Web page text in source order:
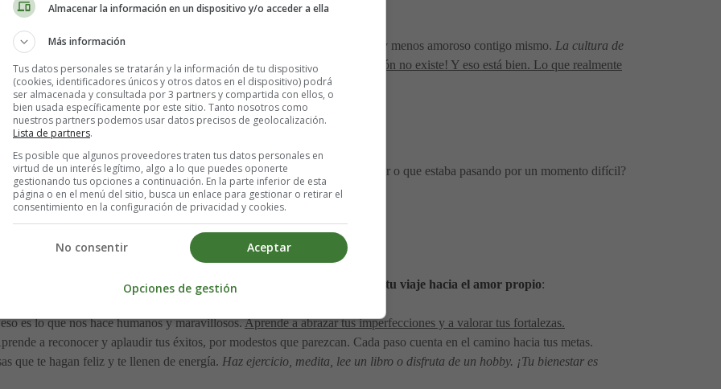
es que subestimas tu valía . Te vuelves menos seguro, menos capaz y menos amoroso contigo mismo. La cultura de
imagen de perfección inalcanzable. Pero aquí hay un secreto: ¡
la perfección no existe! Y eso está bien. Lo que realmente
mejor amigo. ¿Cómo tratarías a un amigo cercano que cometió un error o que estaba pasando por un momento difícil?
qué no hacer lo mismo contigo mismo?
que puedes desarrollar! Aquí tienes algunas formas de comenzar tu viaje hacia el amor propio:
es lo que nos hace humanos y maravillosos.Aprende a abrazar tus imperfecciones y a valorar tus fortalezas.
a reconocer y aplaudir tus éxitos, por modestos que parezcan. Cada paso cuenta en el camino hacia tus metas.
que te hagan feliz y te llenen de energía. Haz ejercicio, medita, lee un libro o disfruta de un hobby. ¡Tu bienestar es
Almacenar la información en un dispositivo y/o acceder a ella
Más información
Tus datos personales se tratarán y la información de tu dispositivo
(cookies, identificadores únicos y otros datos en el dispositivo) podrá
ser almacenada y consultada por 3 partners y compartida con ellos, o
bien usada específicamente por este sitio. Tanto nosotros como
nuestros partners podemos usar datos precisos de geolocalización.
Lista de partners.
Es posible que algunos proveedores traten tus datos personales en
virtud de un interés legítimo, algo a lo que puedes oponerte
gestionando tus opciones a continuación. En la parte inferior de esta
página o en el menú del sitio, busca un enlace para gestionar o retirar el
consentimiento en la configuración de privacidad y cookies.
Aceptar
No consentir
Opciones de gestión